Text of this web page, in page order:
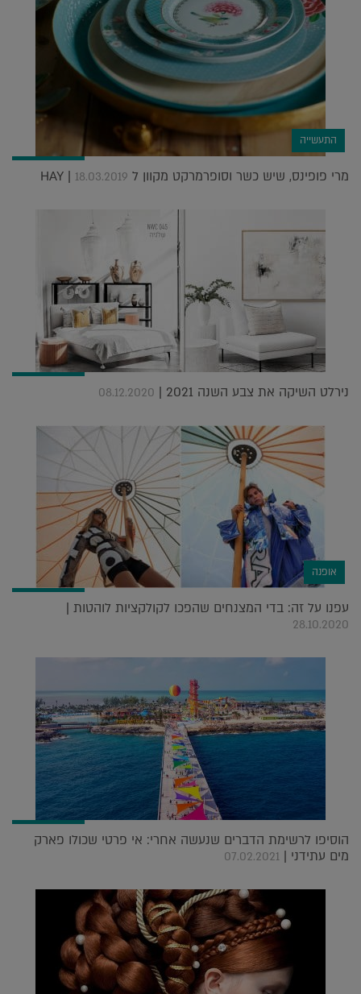
התעשייה
מרי פופינס, שיש כשר וסופרמרקט מקוון ל HAY | 18.03.2019
נירלט השיקה את צבע השנה 2021 | 08.12.2020
אופנה
עפנו על זה: בדי המצנחים שהפכו לקולקציות לוהטות |
28.10.2020
הוסיפו לרשימת הדברים שנעשה אחרי: אי פרטי שכולו פארק
מים עתידני | 07.02.2021